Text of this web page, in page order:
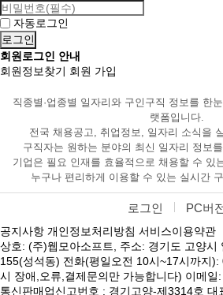
자동로그인
회원로그인 안내
회원정보찾기 회원 가입
직종별·업종별 일자리와 구인구직 정보를 한
랫폼입니다.
전국 채용공고, 취업정보, 일자리 소식을
구직자는 원하는 분야의 최신 일자리 정보
기업은 필요 인재를 효율적으로 채용할 수 있
누구나 편리하게 이용할 수 있는 실시간
로그인 PC버
공지사항 개인정보처리방침 서비스이용약관
상호: (주)웹모아소프트, 주소: 경기도 고양시
155(성석동) 전화(평일오전 10시~17시까지
시 장애,오류,결제문의만 가능합니다) 이메일
통신판매업신고번호 : 경기고양-제3314호 대